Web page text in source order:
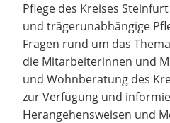
Pflege des Kreises
und trägerunabhängige
Fragen rund um das
die Mitarbeiterinnen und
und Wohnberatung des
zur Verfügung und
Herangehensweisen und